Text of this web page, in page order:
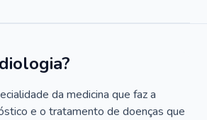
da medicina que faz a
e o tratamento de doenças que